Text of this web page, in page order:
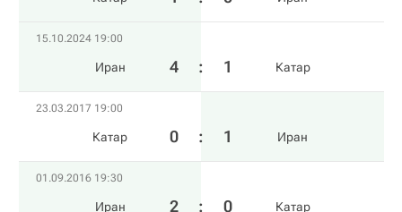
15.10.2024 19:00
Иран 4 : 1 Катар
23.03.2017 19:00
Катар 0 : 1 Иран
01.09.2016 19:30
Иран 2 : 0 Катар